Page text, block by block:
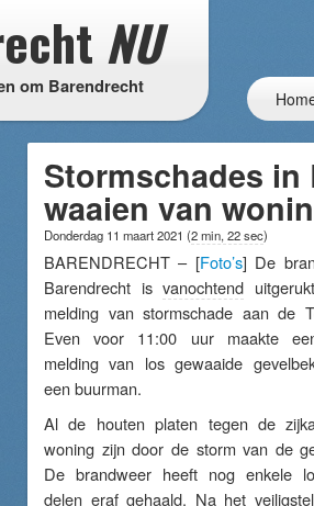
NU
om Barendrecht
Stormschades in
waaien van
Donderdag 11 maart 2021 (2 min, 22 sec)
BARENDRECHT – [Foto’s] De
Barendrecht isvanochtend
melding van stormschade aan de
Even voor 11:00 uur maakte
melding van los gewaaide
een buurman.
Al de houten platen tegen de
woning zijn door de storm van de
De brandweer heeft nog enkele
delen eraf gehaald. Na het